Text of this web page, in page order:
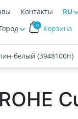
Контакты
RU
Город
Корзина
0
белый (3948100H)